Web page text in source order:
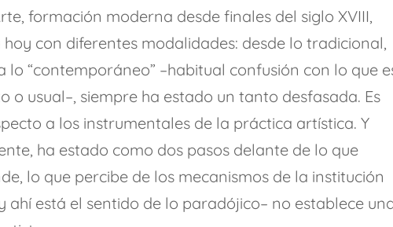
formación moderna desde finales del siglo XVIII,
con diferentes modalidades: desde lo tradicional,
lo “contemporáneo” –habitual confusión con lo que
o usual–, siempre ha estado un tanto desfasada. Es
a los instrumentales de la práctica artística. Y
ha estado como dos pasos delante de lo que
lo que percibe de los mecanismos de la institución
ahí está el sentido de lo paradójico– no establece